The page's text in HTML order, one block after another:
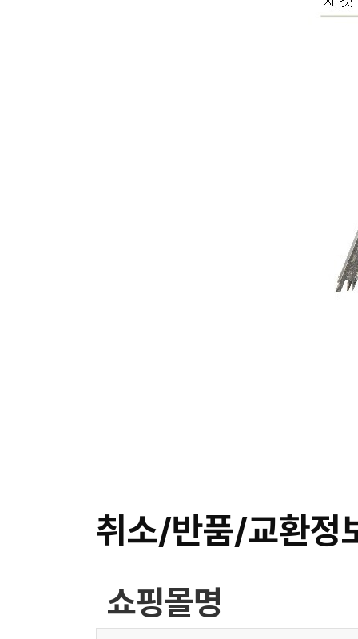
취소/반품/교환정
쇼핑몰명